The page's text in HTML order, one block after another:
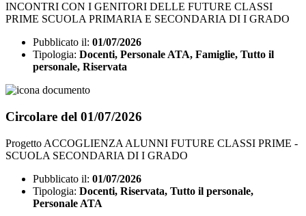
INCONTRI CON I GENITORI DELLE FUTURE CLASSI
PRIME SCUOLA PRIMARIA E SECONDARIA DI I GRADO
Pubblicato il: 01/07/2026
Tipologia: Docenti, Personale ATA, Famiglie, Tutto il
personale, Riservata
Circolare del 01/07/2026
Progetto ACCOGLIENZA ALUNNI FUTURE CLASSI PRIME -
SCUOLA SECONDARIA DI I GRADO
Pubblicato il: 01/07/2026
Tipologia: Docenti, Riservata, Tutto il personale,
Personale ATA